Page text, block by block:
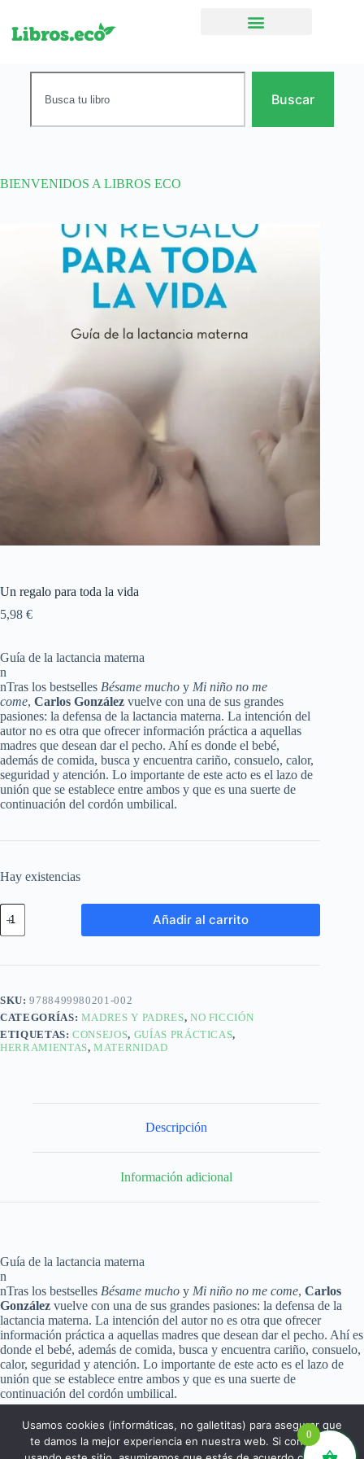
Buscar
BIENVENIDOS A LIBROS ECO
Un regalo para toda la vida
5,98 €
Guía de la lactancia materna
n
nTras los bestselles Bésame mucho y Mi niño no me
come, Carlos González vuelve con una de sus grandes
pasiones: la defensa de la lactancia materna. La intención del
autor no es otra que ofrecer información práctica a aquellas
madres que desean dar el pecho. Ahí es donde el bebé,
además de comida, busca y encuentra cariño, consuelo, calor,
seguridad y atención. Lo importante de este acto es el lazo de
unión que se establece entre ambos y que es una suerte de
continuación del cordón umbilical.
Hay existencias
Añadir al carrito
SKU:9788499980201-002
CATEGORÍAS: MADRES Y PADRES, NO FICCIÓN
ETIQUETAS:CONSEJOS, GUÍAS PRÁCTICAS,
HERRAMIENTAS,MATERNIDAD
Descripción
Información adicional
Guía de la lactancia materna
n
nTras los bestselles Bésame mucho y Mi niño no me come, Carlos
González vuelve con una de sus grandes pasiones: la defensa de la
lactancia materna. La intención del autor no es otra que ofrecer
información práctica a aquellas madres que desean dar el pecho. Ahí es
donde el bebé, además de comida, busca y encuentra cariño, consuelo,
calor, seguridad y atención. Lo importante de este acto es el lazo de
unión que se establece entre ambos y que es una suerte de
continuación del cordón umbilical.
0
Usamos cookies (informáticas, no galletitas) para asegurar que
te damos la mejor experiencia en nuestra web. Si continúas